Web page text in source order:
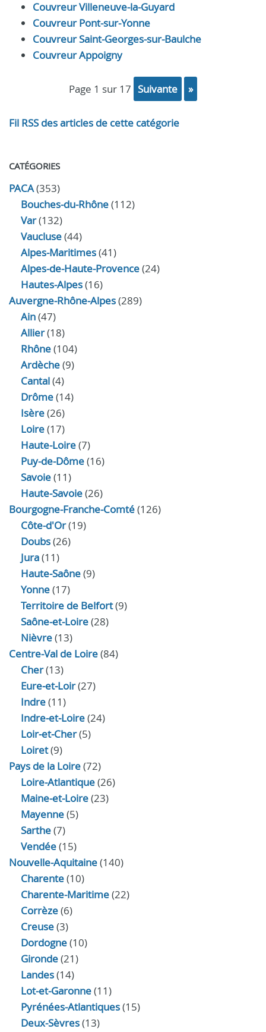
Couvreur Villeneuve-la-Guyard
Couvreur Pont-sur-Yonne
Couvreur Saint-Georges-sur-Baulche
Couvreur Appoigny
page 1 sur 17 suivante »
Fil RSS des articles de cette catégorie
CATÉGORIES
PACA(353)
Bouches-du-Rhône(112)
Var(132)
Vaucluse(44)
Alpes-Maritimes(41)
Alpes-de-Haute-Provence(24)
Hautes-Alpes(16)
Auvergne-Rhône-Alpes(289)
Ain(47)
Allier(18)
Rhône(104)
Ardèche(9)
Cantal(4)
Drôme(14)
Isère(26)
Loire(17)
Haute-Loire(7)
Puy-de-Dôme(16)
Savoie(11)
Haute-Savoie(26)
Bourgogne-Franche-Comté(126)
Côte-d'Or(19)
Doubs(26)
Jura(11)
Haute‑Saône(9)
Yonne(17)
Territoire de Belfort(9)
Saône-et-Loire(28)
Nièvre(13)
Centre-Val de Loire(84)
Cher(13)
Eure‑et‑Loir(27)
Indre(11)
Indre‑et‑Loire(24)
Loir‑et‑Cher(5)
Loiret(9)
Pays de la Loire(72)
Loire-Atlantique(26)
Maine-et-Loire(23)
Mayenne(5)
Sarthe(7)
Vendée(15)
Nouvelle-Aquitaine(140)
Charente(10)
Charente-Maritime(22)
Corrèze(6)
Creuse(3)
Dordogne(10)
Gironde(21)
Landes(14)
Lot-et-Garonne(11)
Pyrénées-Atlantiques(15)
Deux-Sèvres(13)